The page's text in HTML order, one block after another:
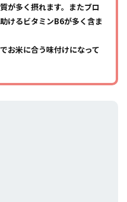
が多く摂れます。またブロ
けるビタミンB6が多く含ま
お米に合う味付けになって